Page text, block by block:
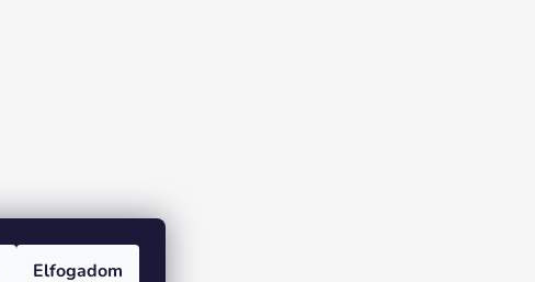
Elfogadom